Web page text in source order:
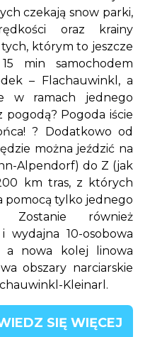
czekają snow parki,
oraz krainy
którym to jeszcze
min samochodem
– Flachauwinkl, a
w ramach jednego
pogodą? Pogoda iście
? Dodatkowo od
można jeździć na
Alpendorf) do Z (jak
km tras, z których
pomocą tylko jednego
Zostanie również
wydajna 10-osobowa
a nowa kolej linowa
obszary narciarskie
Kleinarl.
SIĘ WIĘCEJ